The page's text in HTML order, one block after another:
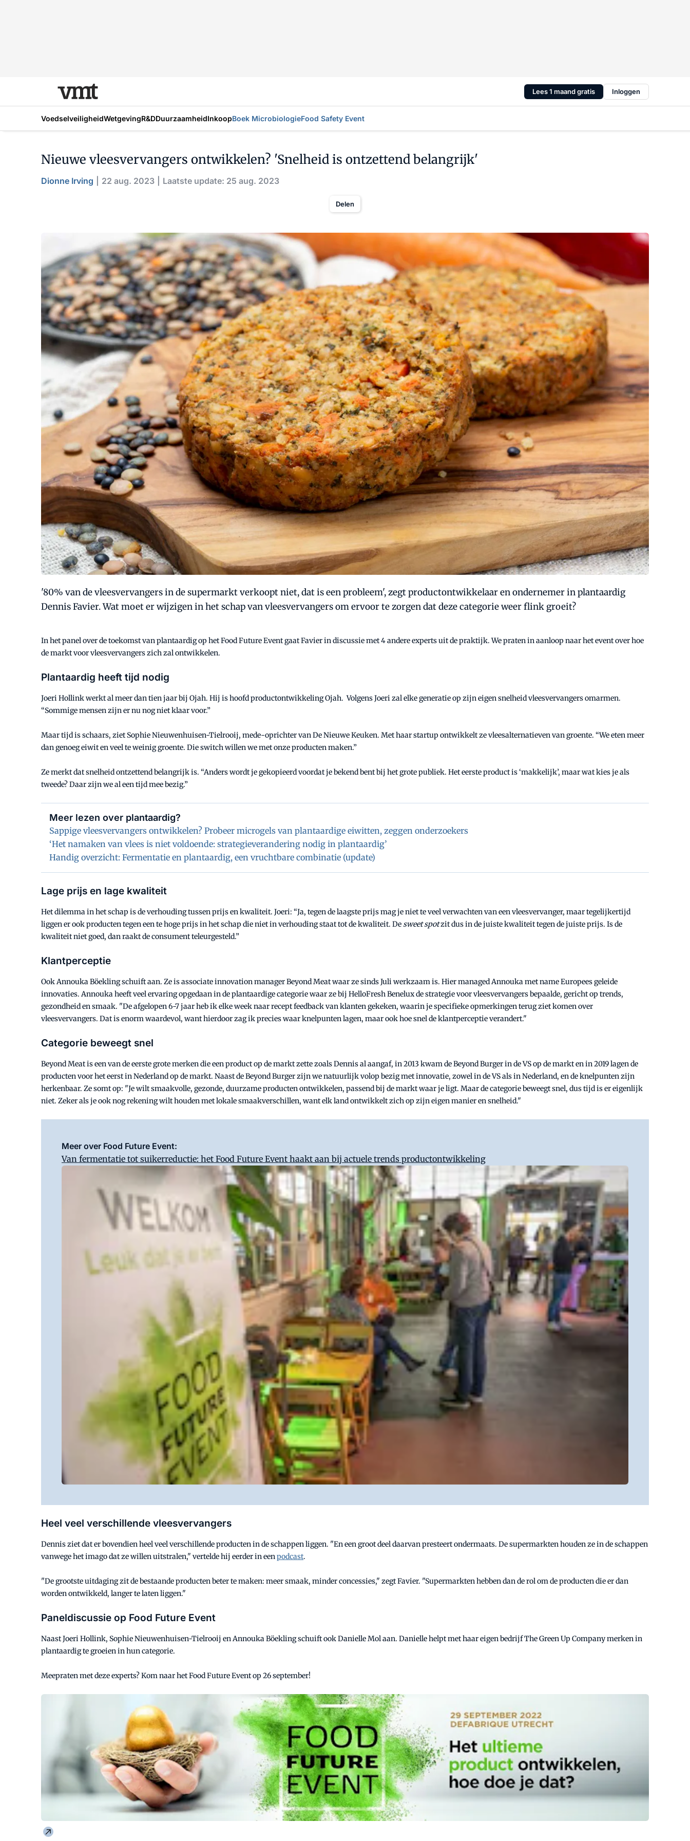
Lees 1 maand gratis Inloggen
VoedselveiligheidWetgevingR&DDuurzaamheidInkoopBoek MicrobiologieFood Safety Event
Nieuwe vleesvervangers ontwikkelen? 'Snelheid is ontzettend belangrijk'
Dionne Irving 22 aug. 2023 Laatste update: 25 aug. 2023
Delen
'80% van de vleesvervangers in de supermarkt verkoopt niet, dat is een probleem', zegt productontwikkelaar en ondernemer in plantaardig
Dennis Favier. Wat moet er wijzigen in het schap van vleesvervangers om ervoor te zorgen dat deze categorie weer flink groeit?
In het panel over de toekomst van plantaardig op het Food Future Event gaat Favier in discussie met 4 andere experts uit de praktijk. We praten in aanloop naar het event over hoe
de markt voor vleesvervangers zich zal ontwikkelen.
Plantaardig heeft tijd nodig
Joeri Hollink werkt al meer dan tien jaar bij Ojah. Hij is hoofd productontwikkeling Ojah. Volgens Joeri zal elke generatie op zijn eigen snelheid vleesvervangers omarmen.
“Sommige mensen zijn er nu nog niet klaar voor.”
Maar tijd is schaars, ziet Sophie Nieuwenhuisen-Tielrooij, mede-oprichter van De Nieuwe Keuken. Met haar startup ontwikkelt ze vleesalternatieven van groente. “We eten meer
dan genoeg eiwit en veel te weinig groente. Die switch willen we met onze producten maken.”
Ze merkt dat snelheid ontzettend belangrijk is. “Anders wordt je gekopieerd voordat je bekend bent bij het grote publiek. Het eerste product is ‘makkelijk’, maar wat kies je als
tweede? Daar zijn we al een tijd mee bezig.”
Meer lezen over plantaardig?
Sappige vleesvervangers ontwikkelen? Probeer microgels van plantaardige eiwitten, zeggen onderzoekers
‘Het namaken van vlees is niet voldoende: strategieverandering nodig in plantaardig’
Handig overzicht: Fermentatie en plantaardig, een vruchtbare combinatie (update)
Lage prijs en lage kwaliteit
Het dilemma in het schap is de verhouding tussen prijs en kwaliteit. Joeri: “Ja, tegen de laagste prijs mag je niet te veel verwachten van een vleesvervanger, maar tegelijkertijd
liggen er ook producten tegen een te hoge prijs in het schap die niet in verhouding staat tot de kwaliteit. Desweet spotzit dus in de juiste kwaliteit tegen de juiste prijs. Is de
kwaliteit niet goed, dan raakt de consument teleurgesteld.”
Klantperceptie
Ook Annouka Böekling schuift aan. Ze is associate innovation manager Beyond Meat waar ze sinds Juli werkzaam is. Hier managed Annouka met name Europees geleide
innovaties. Annouka heeft veel ervaring opgedaan in de plantaardige categorie waar ze bij HelloFresh Benelux de strategie voor vleesvervangers bepaalde, gericht op trends,
gezondheid en smaak. "De afgelopen 6-7 jaar heb ik elke week naar recept feedback van klanten gekeken, waarin je specifieke opmerkingen terug ziet komen over
vleesvervangers. Dat is enorm waardevol, want hierdoor zag ik precies waar knelpunten lagen, maar ook hoe snel de klantperceptie verandert."
Categorie beweegt snel
Beyond Meat is een van de eerste grote merken die een product op de markt zette zoals Dennis al aangaf, in 2013 kwam de Beyond Burger in de VS op de markt en in 2019 lagen de
producten voor het eerst in Nederland op de markt. Naast de Beyond Burger zijn we natuurlijk volop bezig met innovatie, zowel in de VS als in Nederland, en de knelpunten zijn
herkenbaar. Ze somt op: "Je wilt smaakvolle, gezonde, duurzame producten ontwikkelen, passend bij de markt waar je ligt. Maar de categorie beweegt snel, dus tijd is er eigenlijk
niet. Zeker als je ook nog rekening wilt houden met lokale smaakverschillen, want elk land ontwikkelt zich op zijn eigen manier en snelheid."
Meer over Food Future Event:
Van fermentatie tot suikerreductie: het Food Future Event haakt aan bij actuele trends productontwikkeling
Heel veel verschillende vleesvervangers
Dennis ziet dat er bovendien heel veel verschillende producten in de schappen liggen. "En een groot deel daarvan presteert ondermaats. De supermarkten houden ze in de schappen
vanwege het imago dat ze willen uitstralen," vertelde hij eerder in eenpodcast.
"De grootste uitdaging zit de bestaande producten beter te maken: meer smaak, minder concessies," zegt Favier. "Supermarkten hebben dan de rol om de producten die er dan
worden ontwikkeld, langer te laten liggen."
Paneldiscussie op Food Future Event
Naast Joeri Hollink, Sophie Nieuwenhuisen-Tielrooij en Annouka Böekling schuift ook Danielle Mol aan. Danielle helpt met haar eigen bedrijf The Green Up Company merken in
plantaardig te groeien in hun categorie.
Meepraten met deze experts? Kom naar het Food Future Event op 26 september!